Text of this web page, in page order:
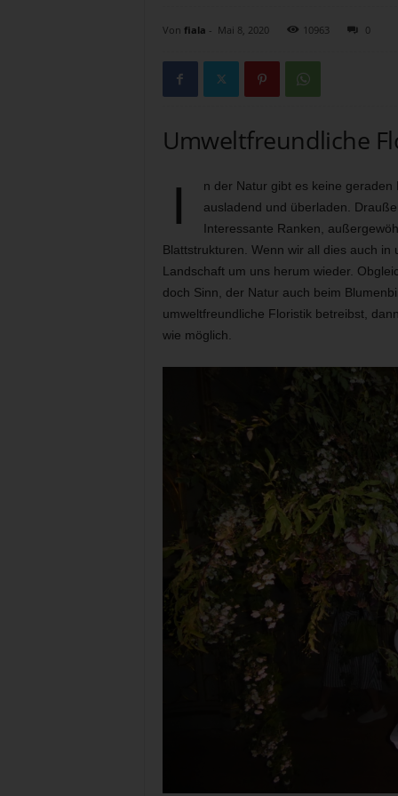
Von fiala - Mai 8, 2020 10963 0
Umweltfreundliche
I
n der Natur gibt es keine
ausladend und überladen.
Interessante Ranken,
Blattstrukturen. Wenn wir all dies auch
Landschaft um uns herum wieder.
doch Sinn, der Natur auch beim
umweltfreundliche Floristik betreibst,
wie möglich.